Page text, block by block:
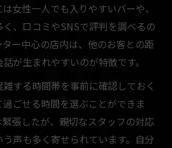
女性一人でも入りやすいバーや、
、口コミやSNSで評判を調べるの
ー中心の店内は、他のお客との距
が生まれやすいのが特徴です。
する時間帯を事前に確認しておく
ごせる時間を選ぶことができま
張したが、親切なスタッフの対応
声も多く寄せられています。自分